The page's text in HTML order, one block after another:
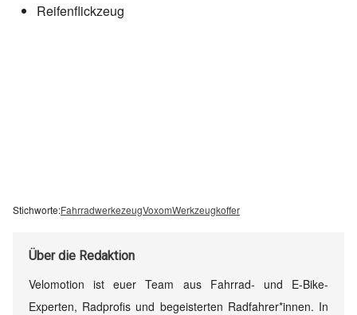
Reifenflickzeug
Stichworte:FahrradwerkezeugVoxomWerkzeugkoffer
Überdie Redaktion
Velomotion ist euer Team aus Fahrrad- und E-Bike-
Experten, Radprofis und begeisterten Radfahrer*innen. In